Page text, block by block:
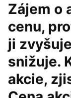
Zájem o
cenu,
ji
snižuje.
akcie,